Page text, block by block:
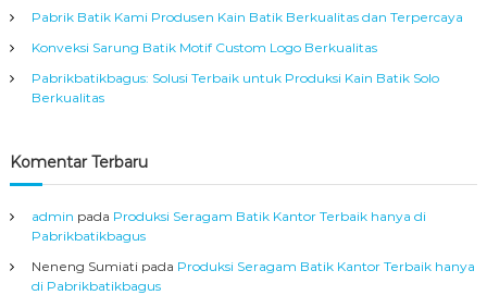
s
l
s
i
o
Pabrik Batik Kami Produsen Kain Batik Berkualitas dan Terpercaya
Konveksi Sarung Batik Motif Custom Logo Berkualitas
Pabrikbatikbagus: Solusi Terbaik untuk Produksi Kain Batik Solo
Berkualitas
Komentar Terbaru
admin pada Produksi Seragam Batik Kantor Terbaik hanya di
Pabrikbatikbagus
Neneng Sumiati pada Produksi Seragam Batik Kantor Terbaik hanya
di Pabrikbatikbagus